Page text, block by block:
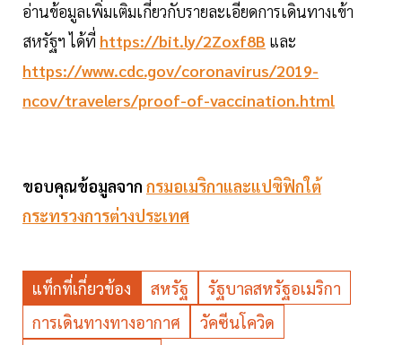
อ่านข้อมูลเพิ่มเติมเกี่ยวกับรายละเอียดการเดินทางเข้า
สหรัฐฯ ได้ที่ https://bit.ly/2Zoxf8B และ
https://www.cdc.gov/coronavirus/2019-
ncov/travelers/proof-of-vaccination.html
ขอบคุณข้อมูลจาก กรมอเมริกาและแปซิฟิกใต้
กระทรวงการต่างประเทศ
แท็กที่เกี่ยวข้อง สหรัฐ
รัฐบาลสหรัฐอเมริกา
การเดินทางทางอากาศ
วัคซีนโควิด